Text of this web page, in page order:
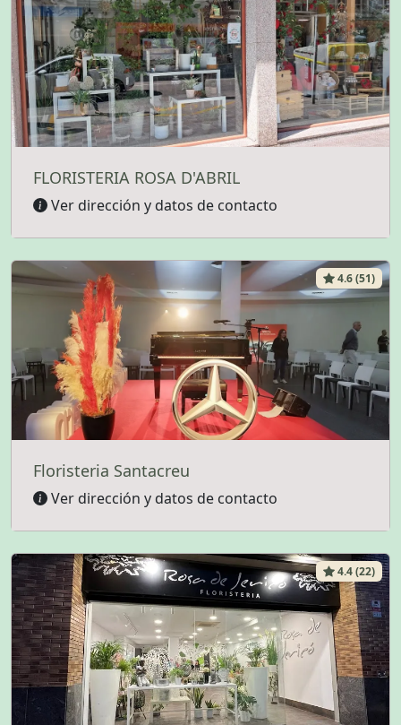
FLORISTERIA ROSA D'ABRIL
Ver dirección y datos de contacto
4.6 (51)
Floristeria Santacreu
Ver dirección y datos de contacto
4.4 (22)